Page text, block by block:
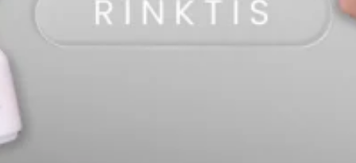
Rewards“